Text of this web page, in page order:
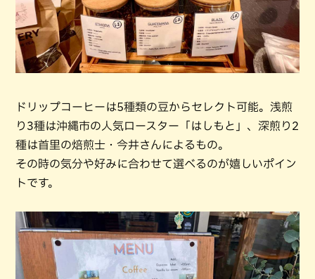
ドリップコーヒーは5種類の豆からセレクト可能。浅煎
り3種は沖縄市の人気ロースター「はしもと」、深煎り2
種は首里の焙煎士・今井さんによるもの。
その時の気分や好みに合わせて選べるのが嬉しいポイン
トです。